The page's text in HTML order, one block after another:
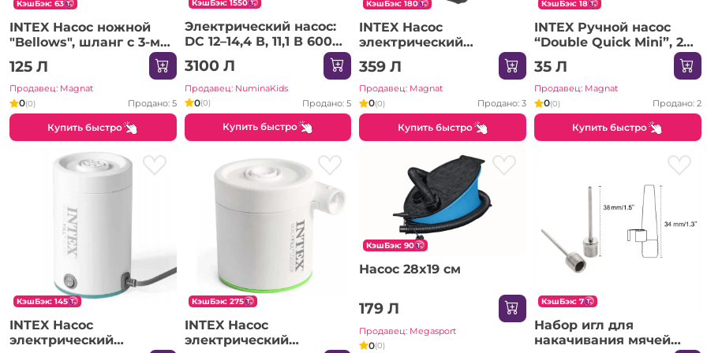
КэшБэк: 63
INTEX Насос ножной
"Bellows", шланг с 3-мя
насадками, 28 см
125 Л
Продавец: Magnat
0(0) Продано: 5
Купить быстро
КэшБэк: 1550
Электрический насос:
DC 12–14,4 В, 11,1 В 6000
мАч
3100 Л
Продавец: NuminaKids
0(0) Продано: 5
Купить быстро
КэшБэк: 180
INTEX Насос
электрический
"QuickFill AC/DC" с
адаптером, 220V, 3
насадки
359 Л
Продавец: Magnat
0(0) Продано: 3
Купить быстро
КэшБэк: 18
INTEX Ручной насос
“Double Quick Mini”, 29
см
35 Л
Продавец: Magnat
0(0) Продано: 2
Купить быстро
КэшБэк: 145
INTEX Насос
электрический
КэшБэк: 275
INTEX Насос
электрический
КэшБэк: 90
Насос 28x19 см
179 Л
Продавец: Megasport
0(0)
КэшБэк: 7
Набор игл для
накачивания мячей